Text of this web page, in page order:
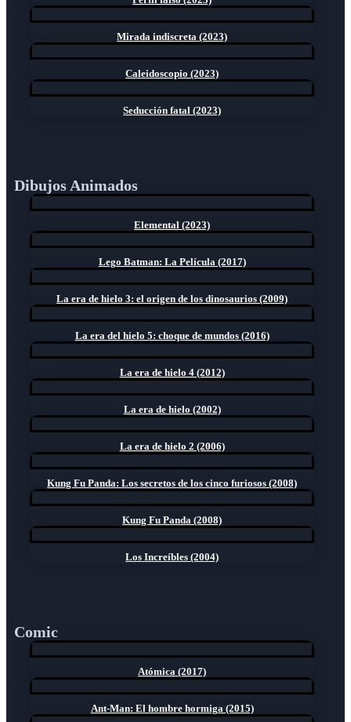
Mirada indiscreta (2023)
Caleidoscopio (2023)
Seducción fatal (2023)
Dibujos Animados
Elemental (2023)
Lego Batman: La Película (2017)
La era de hielo 3: el origen de los dinosaurios (2009)
La era del hielo 5: choque de mundos (2016)
La era de hielo 4 (2012)
La era de hielo (2002)
La era de hielo 2 (2006)
Kung Fu Panda: Los secretos de los cinco furiosos (2008)
Kung Fu Panda (2008)
Los Increíbles (2004)
Comic
Atómica (2017)
Ant-Man: El hombre hormiga (2015)